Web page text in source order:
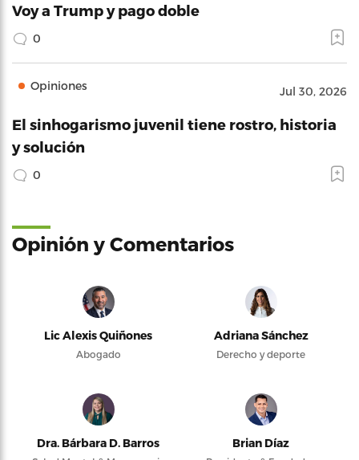
Voy a Trump y pago doble
0
Opiniones Jul 30, 2026
El sinhogarismo juvenil tiene rostro, historia
y solución
0
Opinión y Comentarios
Lic Alexis Quiñones
Abogado
Adriana Sánchez
Derecho y deporte
Dra. Bárbara D. Barros Brian Díaz